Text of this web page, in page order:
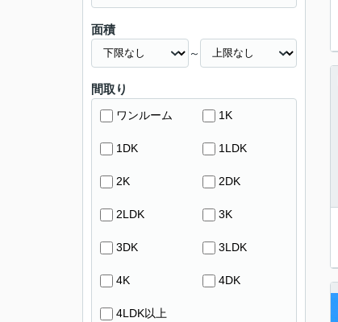
面積
～
間取り
ワンルーム 1K
1DK 1LDK
2K 2DK
2LDK 3K
3DK 3LDK
4K 4DK
4LDK以上